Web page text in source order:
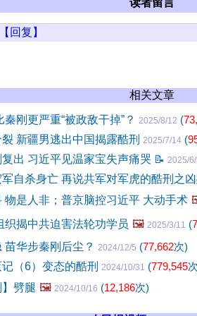
读者留言
【回复】
相关文章
刚更严重“被政敌干掉”？ 2025/8/12 (
新疆男逃出中国揭露酷刑 2025/7/14 (
出 习近平见温家宝失声痛哭 📝 2025/
自杀身亡 再说共军对军虎的酷刑之
物是人非；普京脑控习近平 大动手术
织揭中共迫害法轮功学员 🖼️ 2025/3/11 (
苗华步秦刚后尘？ 2024/12/5 (77,662次)
（6）变态的酷刑 2024/10/31 (779,545
】劈腿 🖼️ 2024/10/16 (12,186次)